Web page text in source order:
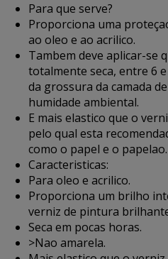
Para que serve?
Proporciona uma
ao oleo e ao acrilico.
Tambem deve aplicar-se
totalmente seca, entre 6
da grossura da camada
humidade ambiental.
E mais elastico que o
pelo qual esta
como o papel e o papelao.
Caracteristicas:
Para oleo e acrilico.
Proporciona um brilho
verniz de pintura
Seca em pocas horas.
>Nao amarela.